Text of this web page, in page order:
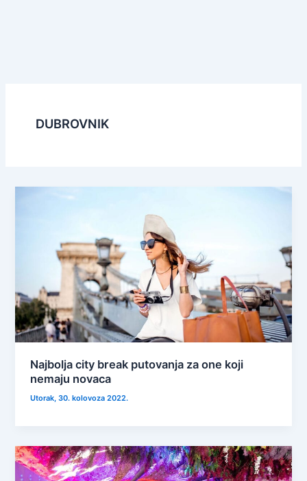
DUBROVNIK
Najbolja city break putovanja za one koji
nemaju novaca
Utorak, 30. kolovoza 2022.